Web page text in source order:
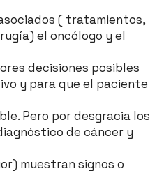
( tratamientos,
el oncólogo y el
decisiones posibles
y para que el paciente
Pero por desgracia los
de cáncer y
muestran signos o